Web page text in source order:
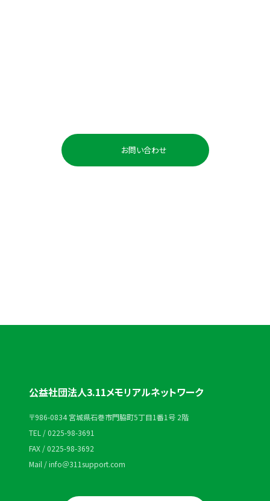
お問い合わせ
公益社団法人3.11メモリアルネットワーク
〒986-0834 宮城県石巻市門脇町5丁目1番1号 2階
TEL / 0225-98-3691
FAX / 0225-98-3692
Mail / info＠311support.com